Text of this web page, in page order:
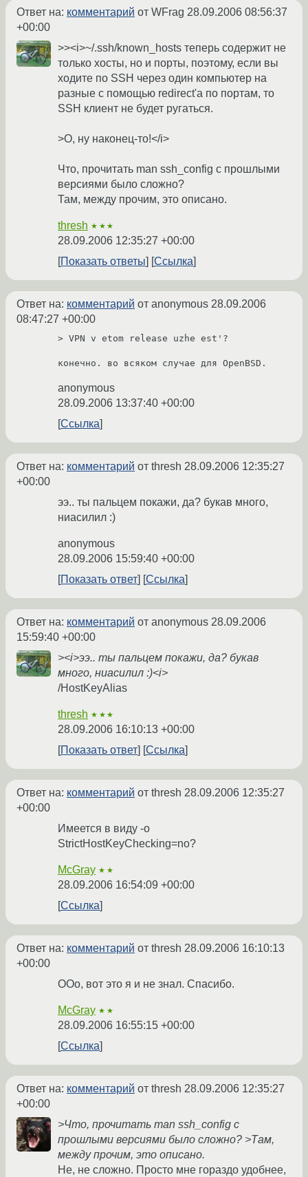
Ответ на: комментарий от WFrag 28.09.2006 08:56:37
+00:00
>><i>~/.ssh/known_hosts теперь содержит не
только хосты, но и порты, поэтому, если вы
ходите по SSH через один компьютер на
разные с помощью redirect'a по портам, то
SSH клиент не будет ругаться.
>О, ну наконец-то!</i>
Что, прочитать man ssh_config с прошлыми
версиями было сложно?
Там, между прочим, это описано.
thresh ★★★
28.09.2006 12:35:27 +00:00
Показать ответы
Ссылка
Ответ на: комментарий от anonymous 28.09.2006
08:47:27 +00:00
> VPN v etom release uzhe est'?
конечно. во всяком случае для OpenBSD.
anonymous
28.09.2006 13:37:40 +00:00
Ссылка
Ответ на: комментарий от thresh 28.09.2006 12:35:27
+00:00
ээ.. ты пальцем покажи, да? букав много,
ниасилил :)
anonymous
28.09.2006 15:59:40 +00:00
Показать ответ
Ссылка
Ответ на: комментарий от anonymous 28.09.2006
15:59:40 +00:00
><i>ээ.. ты пальцем покажи, да? букав
много, ниасилил :)<i>
/HostKeyAlias
thresh ★★★
28.09.2006 16:10:13 +00:00
Показать ответ
Ссылка
Ответ на: комментарий от thresh 28.09.2006 12:35:27
+00:00
Имеется в виду -o
StrictHostKeyChecking=no?
McGray ★★
28.09.2006 16:54:09 +00:00
Ссылка
Ответ на: комментарий от thresh 28.09.2006 16:10:13
+00:00
ООо, вот это я и не знал. Спасибо.
McGray ★★
28.09.2006 16:55:15 +00:00
Ссылка
Ответ на: комментарий от thresh 28.09.2006 12:35:27
+00:00
>Что, прочитать man ssh_config с
прошлыми версиями было сложно? >Там,
между прочим, это описано.
Не, не сложно. Просто мне гораздо удобнее,